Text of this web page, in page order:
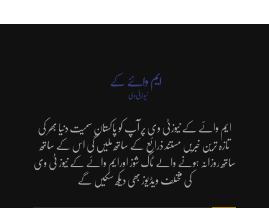
ایم وائے کے نیوزٹی وی پر آپ کو پاکستان سمیت دنیا بھر کی
تازہ ترین خبریں مستند ذرائع کے ساتھ ملیں گی اس کے ساتھ
ساتھ روزانہ ہونے والے ٹاک شوز اورایم وائے کے نیوز ٹی وی
کی مختلف ویڈیوز بھی دیکھ سکیں گے